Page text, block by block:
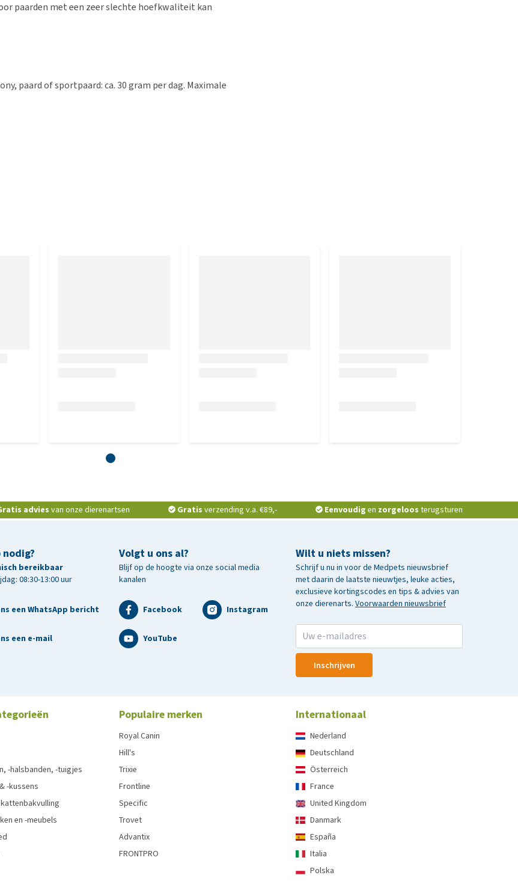
paarden met een zeer slechte hoefkwaliteit kan
paard of sportpaard: ca. 30 gram per dag. Maximale
advies van onze dierenartsen Gratis verzending v.a. €89,- Eenvoudig en zorgeloos terugsturen
bereikbaar
08:30-13:00 uur
een WhatsApp bericht
een e-mail
Wilt u niets missen?
Schrijf u nu in voor de Medpets nieuwsbrief
met daarin de laatste nieuwtjes, leuke acties,
exclusieve kortingscodes en tips & advies van
onze dierenarts. Voorwaarden nieuwsbrief
Inschrijven
Volgt u ons al?
Blijf op de hoogte via onze social media
kanalen
Facebook Instagram
YouTube
-halsbanden, -tuigjes
-kussens
en -meubels
Populaire merken
Royal Canin
Hill's
Trixie
Frontline
Specific
Trovet
Advantix
FRONTPRO
Internationaal
Nederland
Deutschland
Österreich
France
United Kingdom
Danmark
España
Italia
Polska